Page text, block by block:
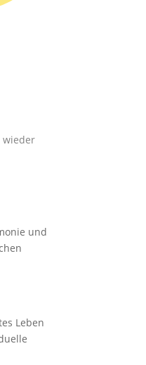
wieder
und
Leben